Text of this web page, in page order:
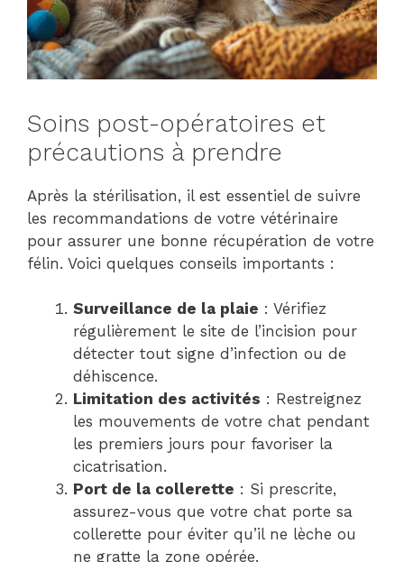
Soins post-opératoires et
précautions à prendre
Après la stérilisation, il est essentiel de suivre
les recommandations de votre vétérinaire
pour assurer une bonne récupération de votre
félin. Voici quelques conseils importants :
Surveillance de la plaie : Vérifiez
régulièrement le site de l’incision pour
détecter tout signe d’infection ou de
déhiscence.
Limitation des activités : Restreignez
les mouvements de votre chat pendant
les premiers jours pour favoriser la
cicatrisation.
Port de la collerette : Si prescrite,
assurez-vous que votre chat porte sa
collerette pour éviter qu’il ne lèche ou
ne gratte la zone opérée.